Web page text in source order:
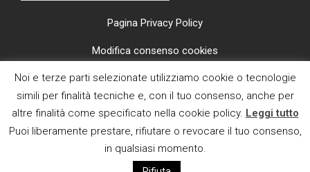
Pagina Privacy Policy
Modifica consenso cookies
CI TROVI ANCHE SU
Noi e terze parti selezionate utilizziamo cookie o tecnologie
simili per finalità tecniche e, con il tuo consenso, anche per
altre finalità come specificato nella cookie policy. Leggi tutto
Puoi liberamente prestare, rifiutare o revocare il tuo consenso,
in qualsiasi momento.